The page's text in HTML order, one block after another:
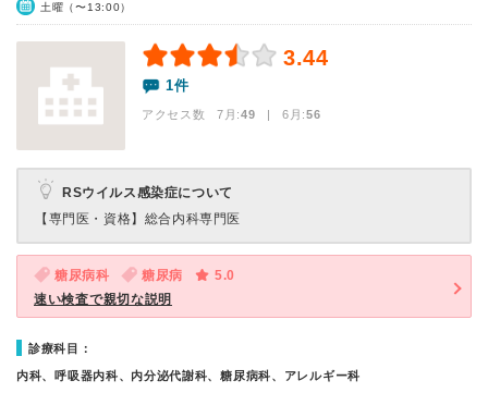
土曜（〜13:00）
3.44
1件
アクセス数 7月:49 | 6月:56
RSウイルス感染症について
【専門医・資格】 総合内科専門医
糖尿病科 糖尿病
5.0
速い検査で親切な説明
診療科目：
内科、呼吸器内科、内分泌代謝科、糖尿病科、アレルギー科